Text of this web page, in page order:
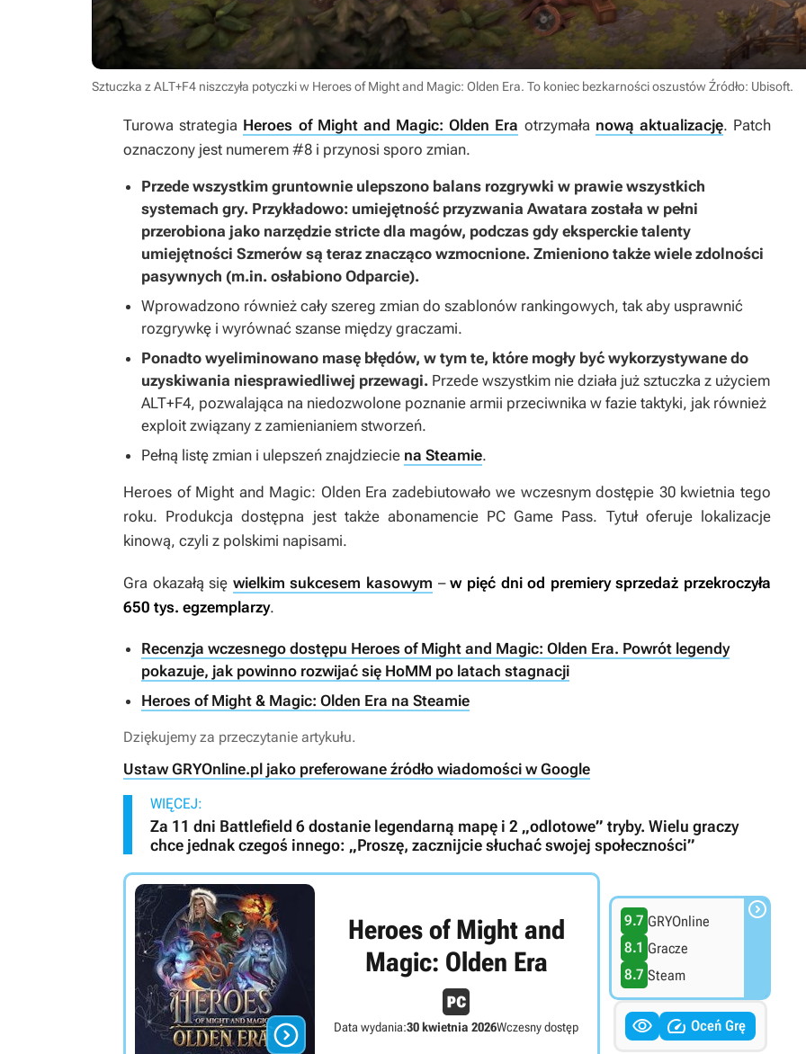
Sztuczka z ALT+F4 niszczyła potyczki w Heroes of Might and Magic: Olden Era. To koniec bezkarności oszustówŹródło: Ubisoft.
Turowa strategia Heroes of Might and Magic: Olden Era otrzymała nową aktualizację. Patch
oznaczony jest numerem #8 i przynosi sporo zmian.
Przede wszystkim gruntownie ulepszono balans rozgrywki w prawie wszystkich
systemach gry. Przykładowo: umiejętność przyzwania Awatara została w pełni
przerobiona jako narzędzie stricte dla magów, podczas gdy eksperckie talenty
umiejętności Szmerów są teraz znacząco wzmocnione. Zmieniono także wiele zdolności
pasywnych (m.in. osłabiono Odparcie).
Wprowadzono również cały szereg zmian do szablonów rankingowych, tak aby usprawnić
rozgrywkę i wyrównać szanse między graczami.
Ponadto wyeliminowano masę błędów, w tym te, które mogły być wykorzystywane do
uzyskiwania niesprawiedliwej przewagi. Przede wszystkim nie działa już sztuczka z użyciem
ALT+F4, pozwalająca na niedozwolone poznanie armii przeciwnika w fazie taktyki, jak również
exploit związany z zamienianiem stworzeń.
Pełną listę zmian i ulepszeń znajdziecie na Steamie.
Heroes of Might and Magic: Olden Era zadebiutowało we wczesnym dostępie 30 kwietnia tego
roku. Produkcja dostępna jest także abonamencie PC Game Pass. Tytuł oferuje lokalizacje
kinową, czyli z polskimi napisami.
Gra okazałą się wielkim sukcesem kasowym –w pięć dni od premiery sprzedaż przekroczyła
650 tys. egzemplarzy.
Recenzja wczesnego dostępu Heroes of Might and Magic: Olden Era. Powrót legendy
pokazuje, jak powinno rozwijać się HoMM po latach stagnacji
Heroes of Might & Magic: Olden Era na Steamie
Dziękujemy za przeczytanie artykułu.
Ustaw GRYOnline.pl jako preferowane źródło wiadomości w Google
WIĘCEJ:
Za 11 dni Battlefield 6 dostanie legendarną mapę i 2 „odlotowe” tryby. Wielu graczy
chce jednak czegoś innego: „Proszę, zacznijcie słuchać swojej społeczności”

Heroes of Might and
Magic: Olden Era
Data wydania:30 kwietnia 2026Wczesny dostęp
9.7 GRYOnline
8.1 Gracze
8.7 Steam

  Oceń Grę